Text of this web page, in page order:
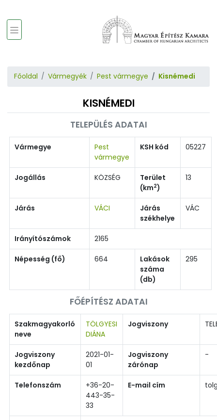
Főoldal Vármegyék Pest vármegye Kisnémedi
KISNÉMEDI
TELEPÜLÉS ADATAI
Vármegye
Pest
vármegye
KSH kód 05227
Jogállás KÖZSÉG
Terület
(km2)
13
Járás VÁCI
Járás
székhelye
VÁC
Irányítószámok 2165
Népesség (fő) 664
Lakások
száma
(db)
295
FŐÉPÍTÉSZ ADATAI
Szakmagyakorló
neve
TÖLGYESI
DIÁNA
Jogviszony
Jogviszony
kezdőnap
2021-01-
01
Jogviszony
zárónap
-
Telefonszám
+36-20-
443-35-
33
E-mail cím